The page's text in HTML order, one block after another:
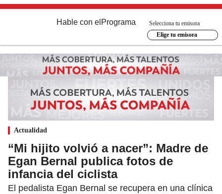
Hable con el Programa
Selecciona tu emisora
Elige tu emisora
Actualidad
“Mi hijito volvió a nacer”: Madre de
Egan Bernal publica fotos de
infancia del ciclista
El pedalista Egan Bernal se recupera en una clínica